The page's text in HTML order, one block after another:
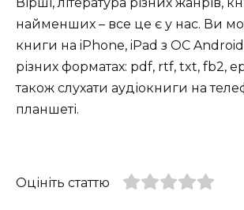
Вірші, література різних жанрів,
найменших – все це є у нас. Ви
книги на iPhone, iPad з ОС Android
різних форматах: pdf, rtf, txt, fb2,
також слухати аудіокниги на
планшеті.
Оцініть статтю